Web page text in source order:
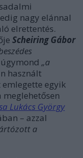
nagy elánnal
elrettentés.
Scheiring Gábor
„a
használt
egyik
meglehetősen
Lukács György
– azzal
a